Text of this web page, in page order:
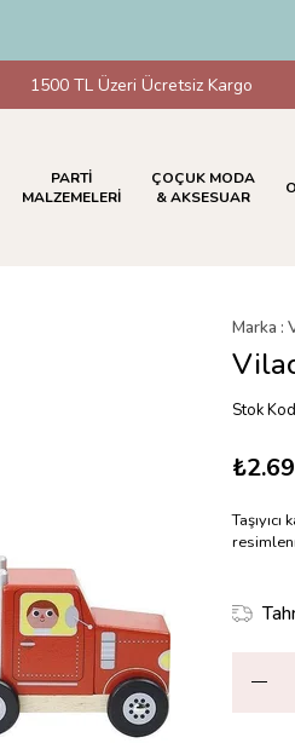
1500 TL Üzeri Ücretsiz Kargo
PARTİ
MALZEMELERİ
ÇOÇUK MODA
& AKSESUAR
Marka :
Stok